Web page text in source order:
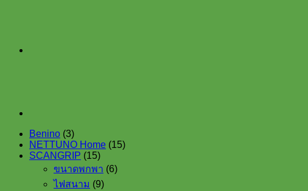
สูง
quantity
Benino 33
products
NETTUNO Home 1515
SCANGRIP 1515
products
ขนาดพกพา 66
products
ไฟสนาม 99